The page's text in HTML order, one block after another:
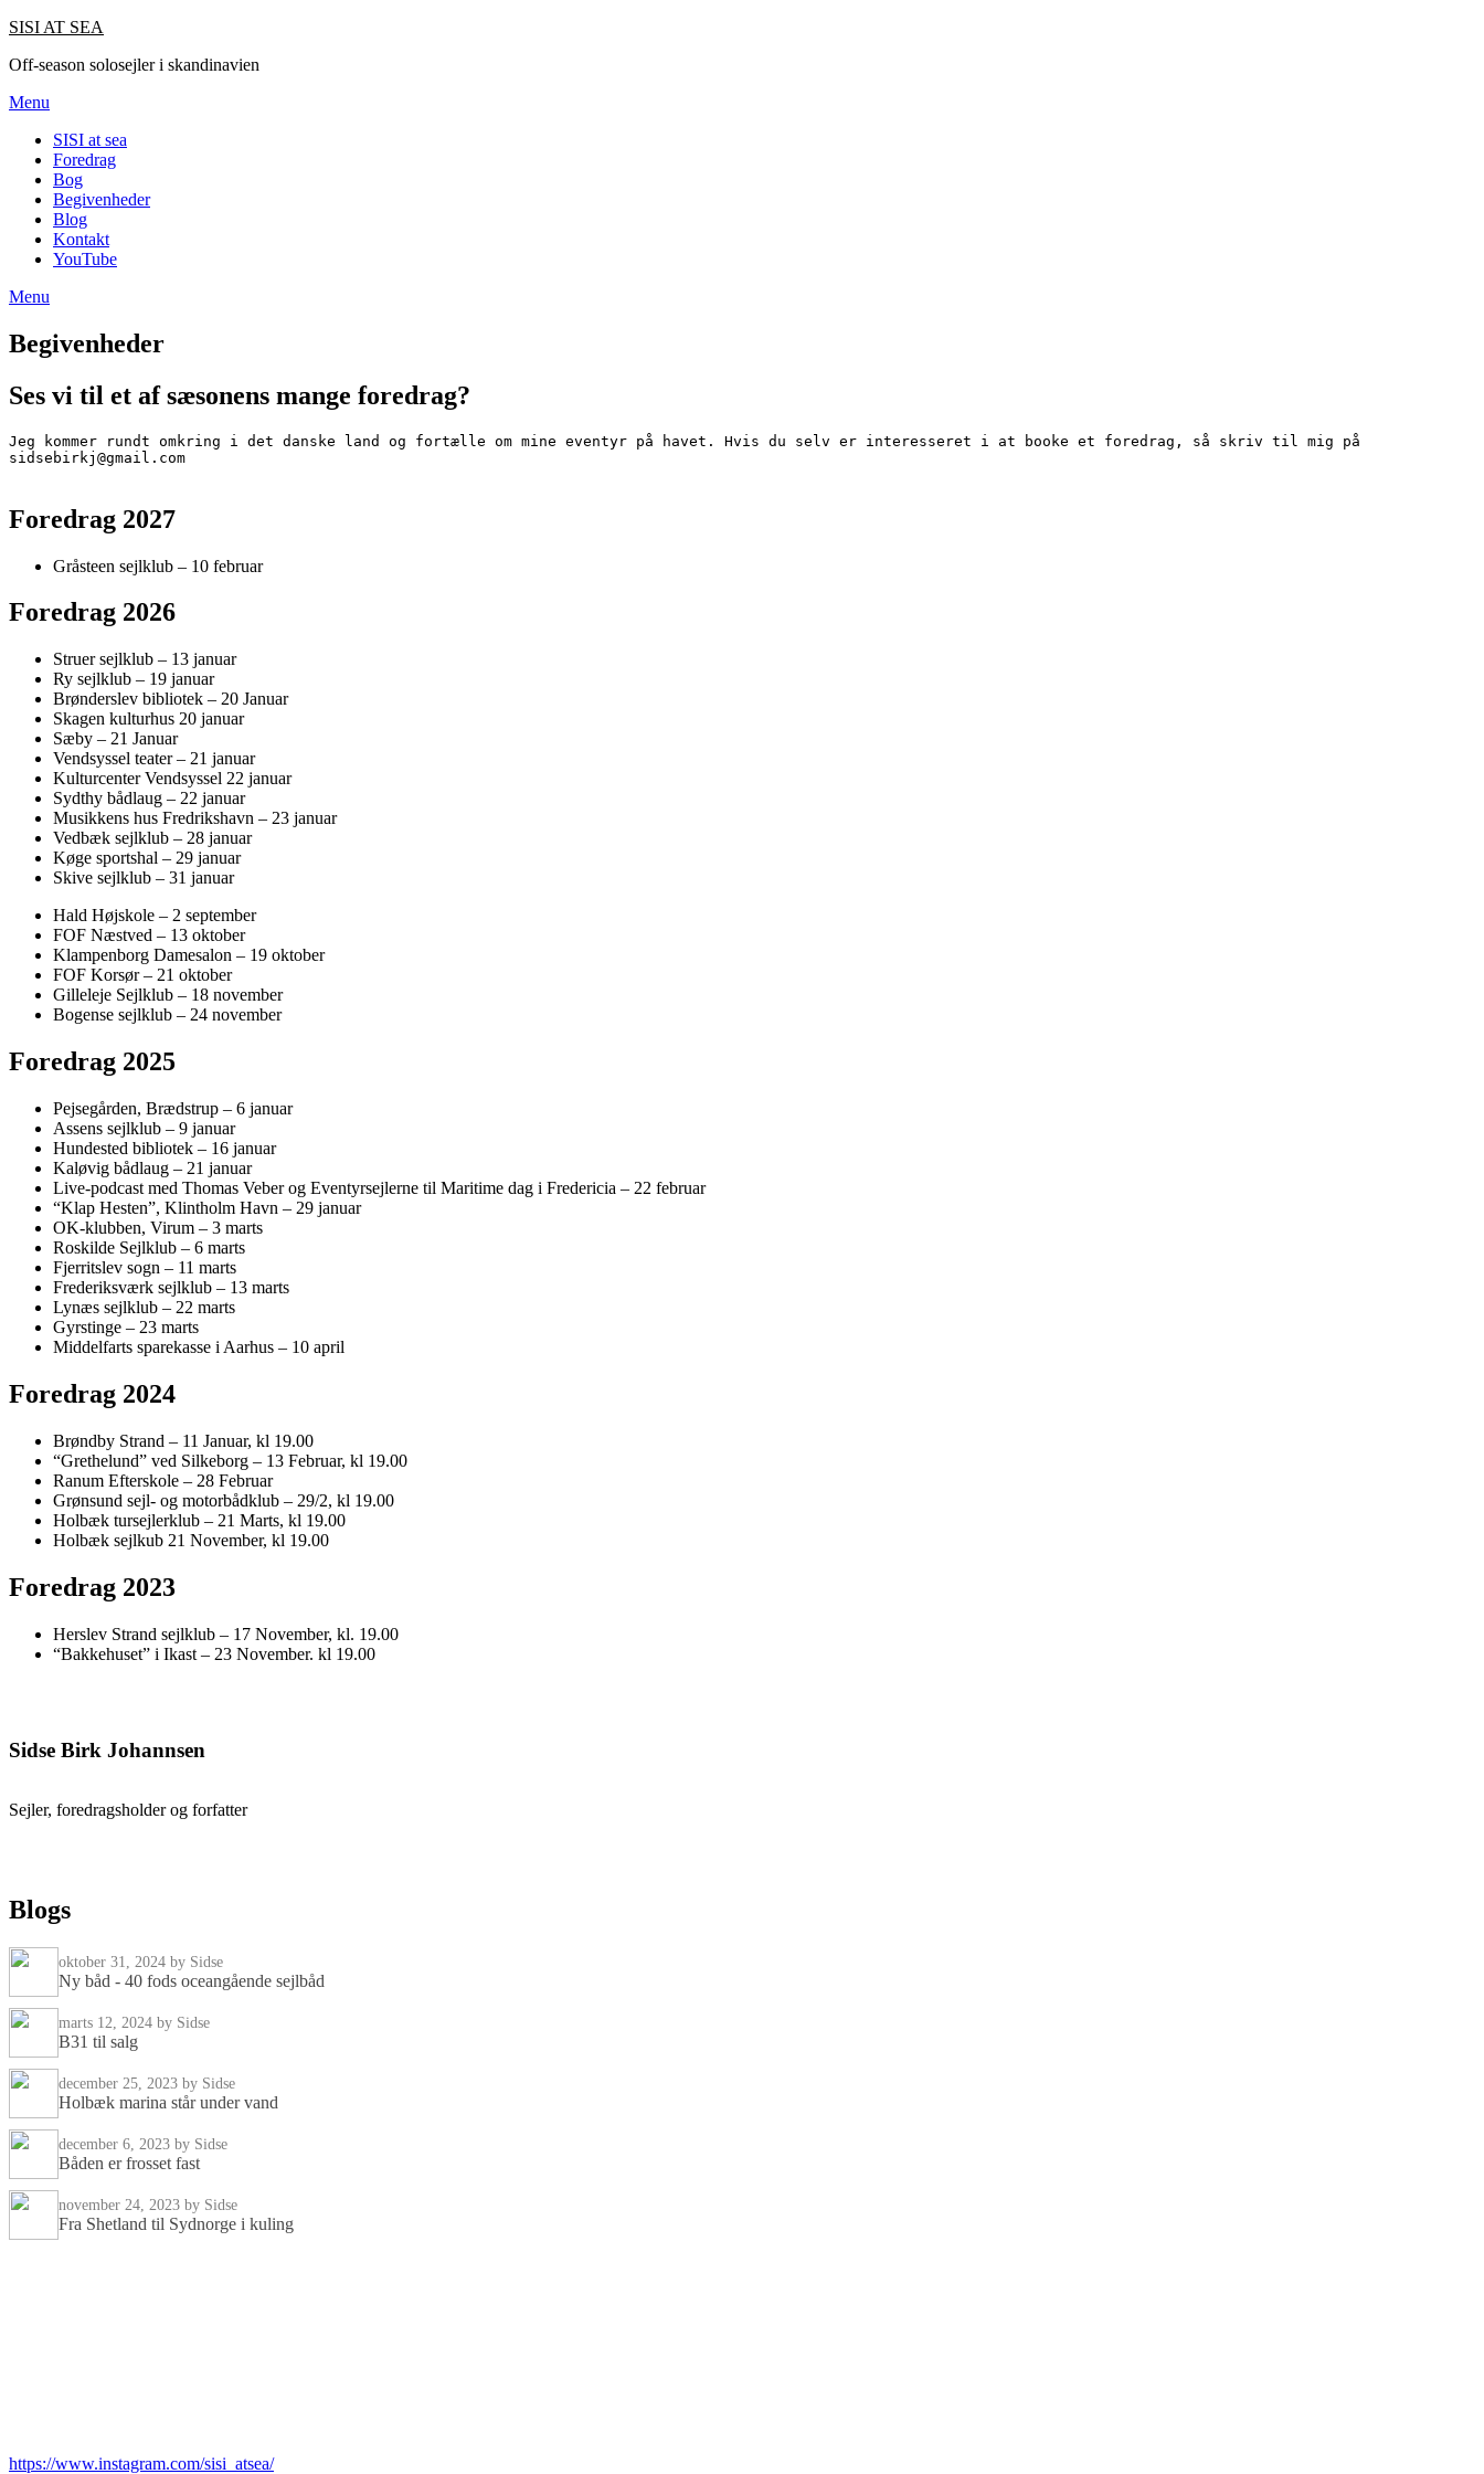
SISI AT SEA
Off-season solosejler i skandinavien
Menu
SISI at sea
Foredrag
Bog
Begivenheder
Blog
Kontakt
YouTube
Menu
Begivenheder
Ses vi til et af sæsonens mange foredrag?
Jeg kommer rundt omkring i det danske land og fortælle om mine eventyr på havet. Hvis du selv er interesseret i at booke et foredrag, så skriv til mig på
sidsebirkj@gmail.com
Foredrag 2027
Gråsteen sejlklub – 10 februar
Foredrag 2026
Struer sejlklub – 13 januar
Ry sejlklub – 19 januar
Brønderslev bibliotek – 20 Januar
Skagen kulturhus 20 januar
Sæby – 21 Januar
Vendsyssel teater – 21 januar
Kulturcenter Vendsyssel 22 januar
Sydthy bådlaug – 22 januar
Musikkens hus Fredrikshavn – 23 januar
Vedbæk sejlklub – 28 januar
Køge sportshal – 29 januar
Skive sejlklub – 31 januar
Hald Højskole – 2 september
FOF Næstved – 13 oktober
Klampenborg Damesalon – 19 oktober
FOF Korsør – 21 oktober
Gilleleje Sejlklub – 18 november
Bogense sejlklub – 24 november
Foredrag 2025
Pejsegården, Brædstrup – 6 januar
Assens sejlklub – 9 januar
Hundested bibliotek – 16 januar
Kaløvig bådlaug – 21 januar
Live-podcast med Thomas Veber og Eventyrsejlerne til Maritime dag i Fredericia – 22 februar
“Klap Hesten”, Klintholm Havn – 29 januar
OK-klubben, Virum – 3 marts
Roskilde Sejlklub – 6 marts
Fjerritslev sogn – 11 marts
Frederiksværk sejlklub – 13 marts
Lynæs sejlklub – 22 marts
Gyrstinge – 23 marts
Middelfarts sparekasse i Aarhus – 10 april
Foredrag 2024
Brøndby Strand – 11 Januar, kl 19.00
“Grethelund” ved Silkeborg – 13 Februar, kl 19.00
Ranum Efterskole – 28 Februar
Grønsund sejl- og motorbådklub – 29/2, kl 19.00
Holbæk tursejlerklub – 21 Marts, kl 19.00
Holbæk sejlkub 21 November, kl 19.00
Foredrag 2023
Herslev Strand sejlklub – 17 November, kl. 19.00
“Bakkehuset” i Ikast – 23 November. kl 19.00
Sidse Birk Johannsen
Sejler, foredragsholder og forfatter
Blogs
oktober 31, 2024 by Sidse
Ny båd - 40 fods oceangående sejlbåd
marts 12, 2024 by Sidse
B31 til salg
december 25, 2023 by Sidse
Holbæk marina står under vand
december 6, 2023 by Sidse
Båden er frosset fast
november 24, 2023 by Sidse
Fra Shetland til Sydnorge i kuling
https://www.instagram.com/sisi_atsea/